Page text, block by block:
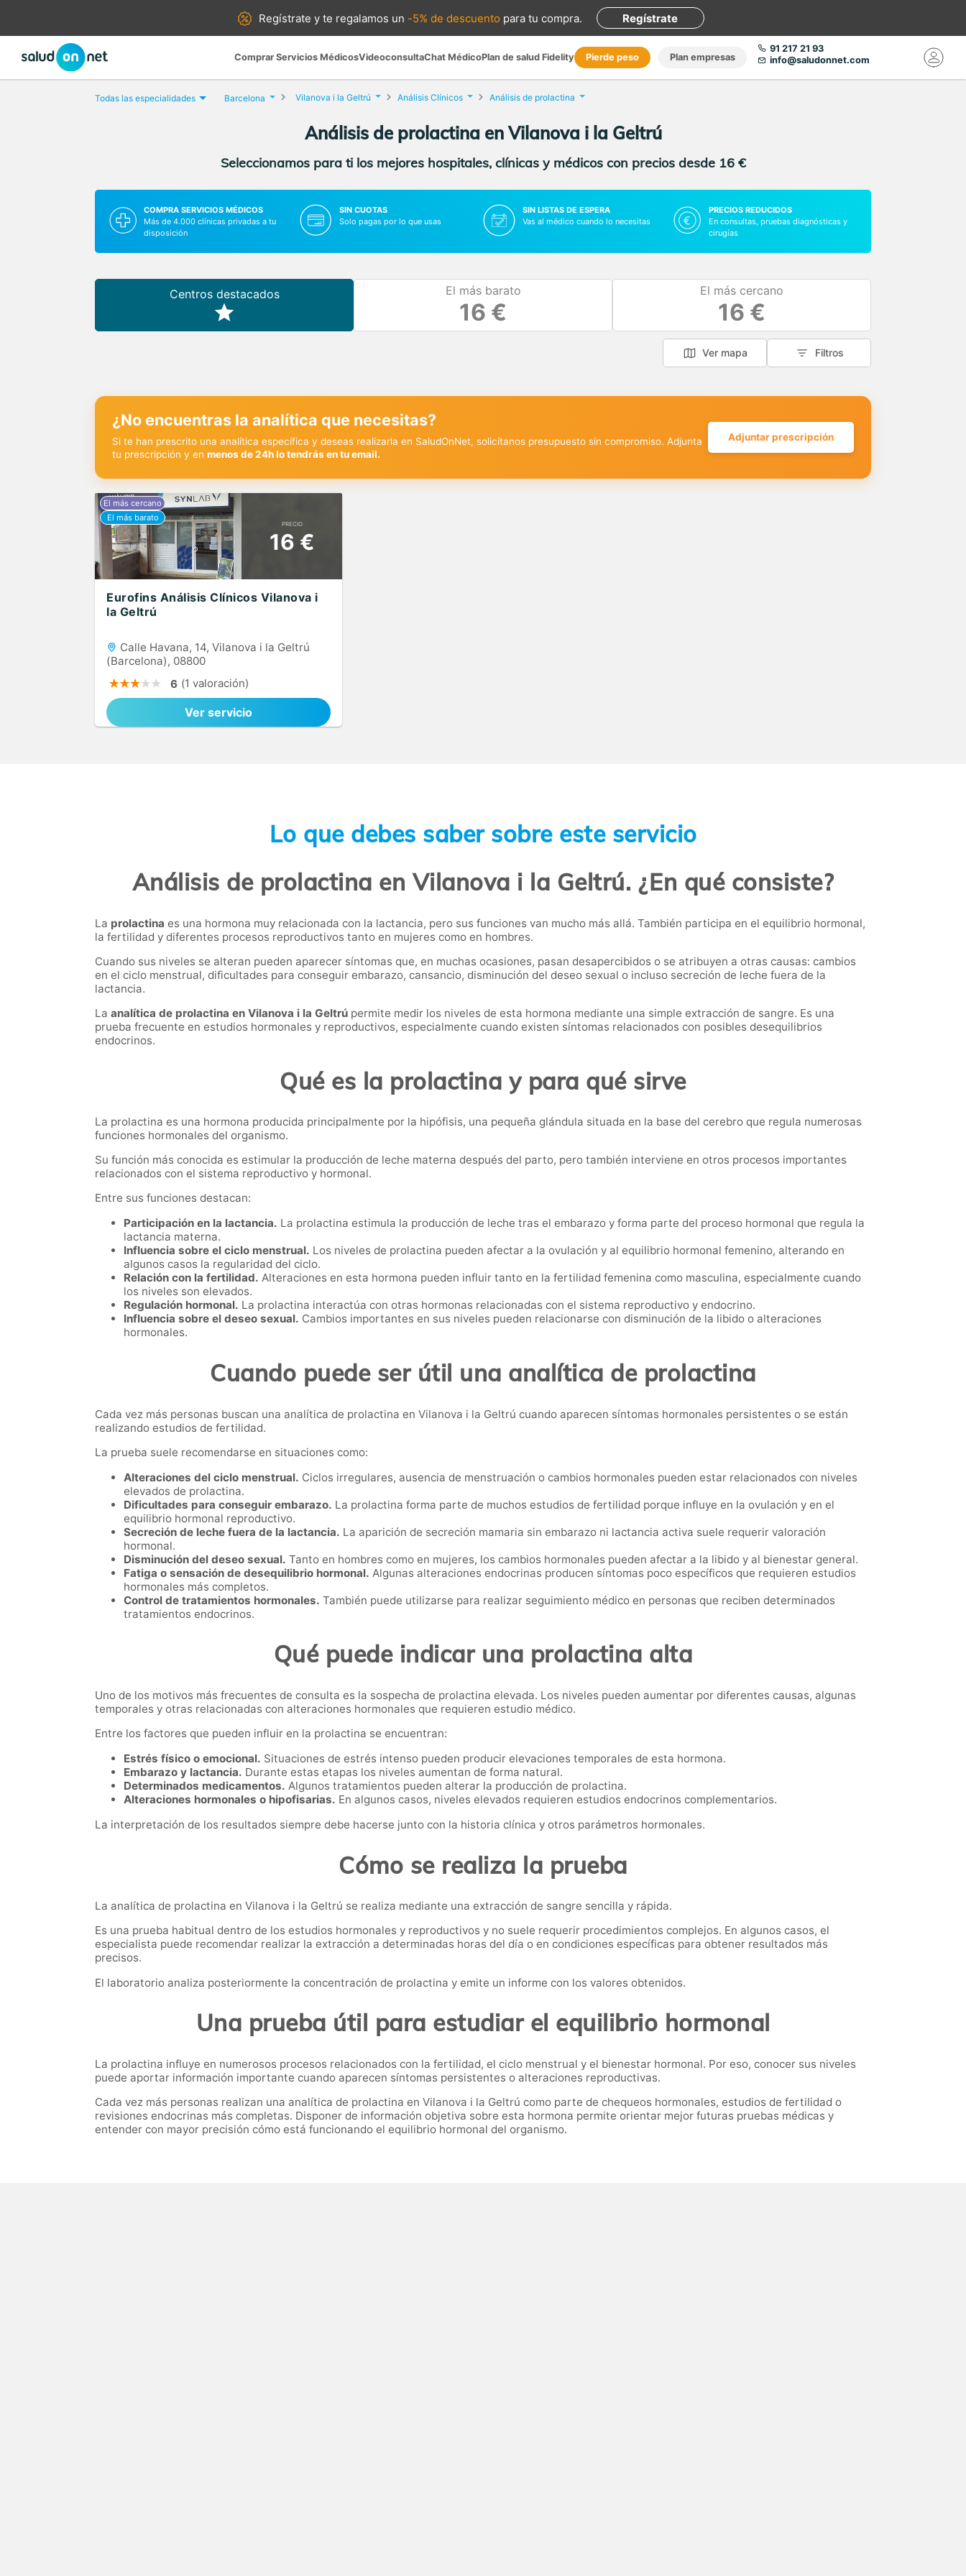
Regístrate yte regalamos un -5% de descuento para tu compra. Regístrate
Comprar Servicios MédicosVideoconsultaChat MédicoPlan de salud Fidelity Pierde peso Plan empresas
91 217 21 93
info@saludonnet.com
Todas las especialidades Barcelona Vilanova i la Geltrú Análisis Clínicos Análisis de prolactina
Análisis de prolactina en Vilanova i la Geltrú
Seleccionamos para ti los mejores hospitales, clínicas y médicos con precios desde 16 €
COMPRA SERVICIOS MÉDICOS
Más de 4.000 clínicas privadas a tu
disposición
SIN CUOTAS
Solo pagas por lo que usas
SIN LISTAS DE ESPERA
Vas al médico cuando lo necesitas
PRECIOS REDUCIDOS
En consultas, pruebas diagnósticas y
cirugías
Centros destacados El más barato
16 €
El más cercano
16 €
Ver mapa Filtros
¿No encuentras la analítica que necesitas?
Si te han prescrito una analítica específica y deseas realizarla en SaludOnNet, solicítanos presupuesto sin compromiso. Adjunta
tu prescripción y en menos de 24h lo tendrás en tu email.
Adjuntar prescripción
PRECIO
16 €
Eurofins Análisis Clínicos Vilanova i
la Geltrú
Calle Havana, 14, Vilanova i la Geltrú
(Barcelona), 08800
6 (1 valoración)
Ver servicio
Lo que debes saber sobre este servicio
Análisis de prolactina en Vilanova i la Geltrú. ¿En qué consiste?
La prolactina es una hormona muy relacionada con la lactancia, pero sus funciones van mucho más allá. También participa en el equilibrio hormonal,
la fertilidad y diferentes procesos reproductivos tanto en mujeres como en hombres.
Cuando sus niveles se alteran pueden aparecer síntomas que, en muchas ocasiones, pasan desapercibidos o se atribuyen a otras causas: cambios
en el ciclo menstrual, dificultades para conseguir embarazo, cansancio, disminución del deseo sexual o incluso secreción de leche fuera de la
lactancia.
La analítica de prolactina en Vilanova i la Geltrú permite medir los niveles de esta hormona mediante una simple extracción de sangre. Es una
prueba frecuente en estudios hormonales y reproductivos, especialmente cuando existen síntomas relacionados con posibles desequilibrios
endocrinos.
Qué es la prolactina y para qué sirve
La prolactina es una hormona producida principalmente por la hipófisis, una pequeña glándula situada en la base del cerebro que regula numerosas
funciones hormonales del organismo.
Su función más conocida es estimular la producción de leche materna después del parto, pero también interviene en otros procesos importantes
relacionados con el sistema reproductivo y hormonal.
Entre sus funciones destacan:
Participación en la lactancia. La prolactina estimula la producción de leche tras el embarazo y forma parte del proceso hormonal que regula la
lactancia materna.
Influencia sobre el ciclo menstrual. Los niveles de prolactina pueden afectar a la ovulación y al equilibrio hormonal femenino, alterando en
algunos casos la regularidad del ciclo.
Relación con la fertilidad. Alteraciones en esta hormona pueden influir tanto en la fertilidad femenina como masculina, especialmente cuando
los niveles son elevados.
Regulación hormonal. La prolactina interactúa con otras hormonas relacionadas con el sistema reproductivo y endocrino.
Influencia sobre el deseo sexual. Cambios importantes en sus niveles pueden relacionarse con disminución de la libido o alteraciones
hormonales.
Cuando puede ser útil una analítica de prolactina
Cada vez más personas buscan una analítica de prolactina en Vilanova i la Geltrú cuando aparecen síntomas hormonales persistentes o se están
realizando estudios de fertilidad.
La prueba suele recomendarse en situaciones como:
Alteraciones del ciclo menstrual. Ciclos irregulares, ausencia de menstruación o cambios hormonales pueden estar relacionados con niveles
elevados de prolactina.
Dificultades para conseguir embarazo. La prolactina forma parte de muchos estudios de fertilidad porque influye en la ovulación y en el
equilibrio hormonal reproductivo.
Secreción de leche fuera de la lactancia. La aparición de secreción mamaria sin embarazo ni lactancia activa suele requerir valoración
hormonal.
Disminución del deseo sexual. Tanto en hombres como en mujeres, los cambios hormonales pueden afectar a la libido y al bienestar general.
Fatiga o sensación de desequilibrio hormonal. Algunas alteraciones endocrinas producen síntomas poco específicos que requieren estudios
hormonales más completos.
Control de tratamientos hormonales. También puede utilizarse para realizar seguimiento médico en personas que reciben determinados
tratamientos endocrinos.
Qué puede indicar una prolactina alta
Uno de los motivos más frecuentes de consulta es la sospecha de prolactina elevada. Los niveles pueden aumentar por diferentes causas, algunas
temporales y otras relacionadas con alteraciones hormonales que requieren estudio médico.
Entre los factores que pueden influir en la prolactina se encuentran:
Estrés físico o emocional. Situaciones de estrés intenso pueden producir elevaciones temporales de esta hormona.
Embarazo y lactancia. Durante estas etapas los niveles aumentan de forma natural.
Determinados medicamentos. Algunos tratamientos pueden alterar la producción de prolactina.
Alteraciones hormonales o hipofisarias. En algunos casos, niveles elevados requieren estudios endocrinos complementarios.
La interpretación de los resultados siempre debe hacerse junto con la historia clínica y otros parámetros hormonales.
Cómo se realiza la prueba
La analítica de prolactina en Vilanova i la Geltrú se realiza mediante una extracción de sangre sencilla y rápida.
Es una prueba habitual dentro de los estudios hormonales y reproductivos y no suele requerir procedimientos complejos. En algunos casos, el
especialista puede recomendar realizar la extracción a determinadas horas del día o en condiciones específicas para obtener resultados más
precisos.
El laboratorio analiza posteriormente la concentración de prolactina y emite un informe con los valores obtenidos.
Una prueba útil para estudiar el equilibrio hormonal
La prolactina influye en numerosos procesos relacionados con la fertilidad, el ciclo menstrual y el bienestar hormonal. Por eso, conocer sus niveles
puede aportar información importante cuando aparecen síntomas persistentes o alteraciones reproductivas.
Cada vez más personas realizan una analítica de prolactina en Vilanova i la Geltrú como parte de chequeos hormonales, estudios de fertilidad o
revisiones endocrinas más completas. Disponer de información objetiva sobre esta hormona permite orientar mejor futuras pruebas médicas y
entender con mayor precisión cómo está funcionando el equilibrio hormonal del organismo.